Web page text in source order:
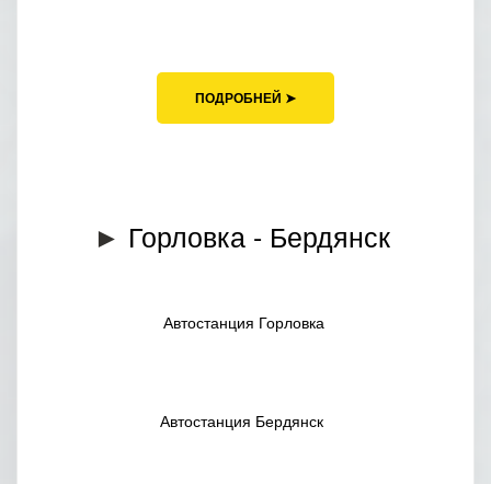
ПОДРОБНЕЙ ➤
► Горловка - Бердянск
Автостанция Горловка
Автостанция Бердянск